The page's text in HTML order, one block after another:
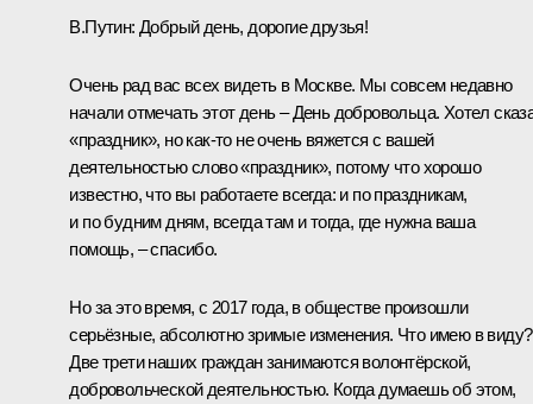
В.Путин: Добрый день, дорогие друзья!
Очень рад вас всех видеть в Москве. Мы совсем недавно
начали отмечать этот день – День добровольца. Хотел
«праздник», но как-то не очень вяжется с вашей
деятельностью слово «праздник», потому что хорошо
известно, что вы работаете всегда: и по праздникам,
и по будним дням, всегда там и тогда, где нужна ваша
помощь, – спасибо.
Но за это время, с 2017 года, в обществе произошли
серьёзные, абсолютно зримые изменения. Что имею в виду?
Две трети наших граждан занимаются волонтёрской,
добровольческой деятельностью. Когда думаешь об этом,